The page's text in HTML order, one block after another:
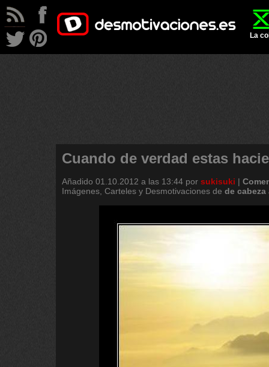
La
Cuando de verdad estas
Añadido 01.10.2012 a las 13:44 por sukisuki |
Imágenes, Carteles y Desmotivaciones de de cabeza